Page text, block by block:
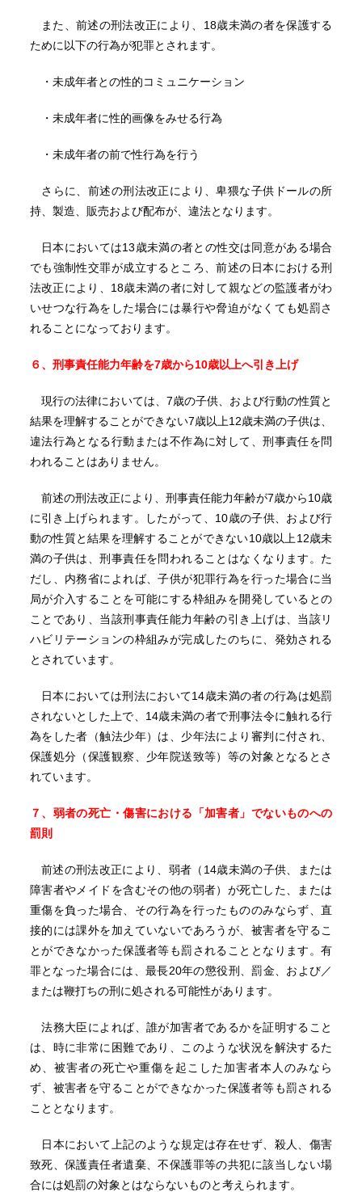
また、前述の刑法改正により、18歳未満の者を保護する
ために以下の行為が犯罪とされます。
・未成年者との性的コミュニケーション
・未成年者に性的画像をみせる行為
・未成年者の前で性行為を行う
さらに、前述の刑法改正により、卑猥な子供ドールの所
持、製造、販売および配布が、違法となります。
日本においては13歳未満の者との性交は同意がある場合
でも強制性交罪が成立するところ、前述の日本における刑
法改正により、18歳未満の者に対して親などの監護者がわ
いせつな行為をした場合には暴行や脅迫がなくても処罰さ
れることになっております。
６、刑事責任能力年齢を7歳から10歳以上へ引き上げ
現行の法律においては、7歳の子供、および行動の性質と
結果を理解することができない7歳以上12歳未満の子供は、
違法行為となる行動または不作為に対して、刑事責任を問
われることはありません。
前述の刑法改正により、刑事責任能力年齢が7歳から10歳
に引き上げられます。したがって、10歳の子供、および行
動の性質と結果を理解することができない10歳以上12歳未
満の子供は、刑事責任を問われることはなくなります。た
だし、内務省によれば、子供が犯罪行為を行った場合に当
局が介入することを可能にする枠組みを開発しているとの
ことであり、当該刑事責任能力年齢の引き上げは、当該リ
ハビリテーションの枠組みが完成したのちに、発効される
とされています。
日本においては刑法において14歳未満の者の行為は処罰
されないとした上で、14歳未満の者で刑事法令に触れる行
為をした者（触法少年）は、少年法により審判に付され、
保護処分（保護観察、少年院送致等）等の対象となるとさ
れています。
７、弱者の死亡・傷害における「加害者」でないものへの
罰則
前述の刑法改正により、弱者（14歳未満の子供、または
障害者やメイドを含むその他の弱者）が死亡した、または
重傷を負った場合、その行為を行ったもののみならず、直
接的には課外を加えていないであろうが、被害者を守るこ
とができなかった保護者等も罰されることとなります。有
罪となった場合には、最長20年の懲役刑、罰金、および／
または鞭打ちの刑に処される可能性があります。
法務大臣によれば、誰が加害者であるかを証明すること
は、時に非常に困難であり、このような状況を解決するた
め、被害者の死亡や重傷を起こした加害者本人のみなら
ず、被害者を守ることができなかった保護者等も罰される
こととなります。
日本において上記のような規定は存在せず、殺人、傷害
致死、保護責任者遺棄、不保護罪等の共犯に該当しない場
合には処罰の対象とはならないものと考えられます。